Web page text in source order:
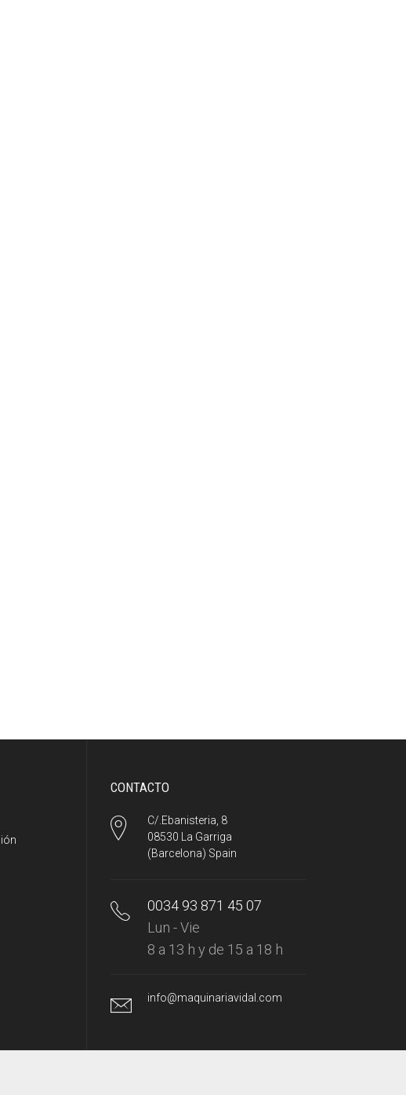
CONTACTO
C/.Ebanisteria, 8
08530 La Garriga
(Barcelona) Spain
0034 93 871 45 07
Lun - Vie
8 a 13 h y de 15 a 18 h
info@maquinariavidal.com